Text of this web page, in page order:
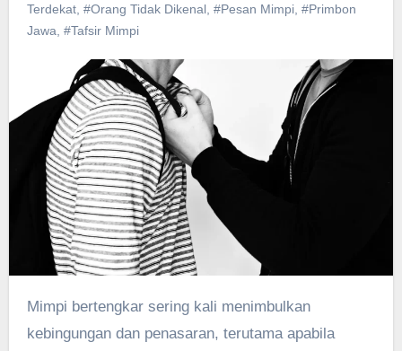
Terdekat, #Orang Tidak Dikenal, #Pesan Mimpi, #Primbon
Jawa #Tafsir Mimpi
Mimpi bertengkar sering kali menimbulkan
kebingungan dan penasaran, terutama apabila